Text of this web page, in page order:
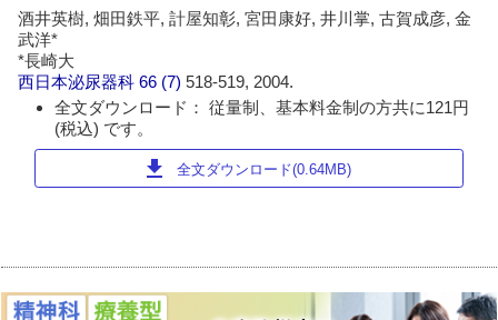
酒井英樹, 畑田鉄平, 計屋知彰, 宮田康好, 井川掌, 古賀成彦, 金
武洋*
*長崎大
西日本泌尿器科 66 (7)518-519, 2004.
全文ダウンロード： 従量制、基本料金制の方共に121円
(税込) です。
download 全文ダウンロード(0.64MB)